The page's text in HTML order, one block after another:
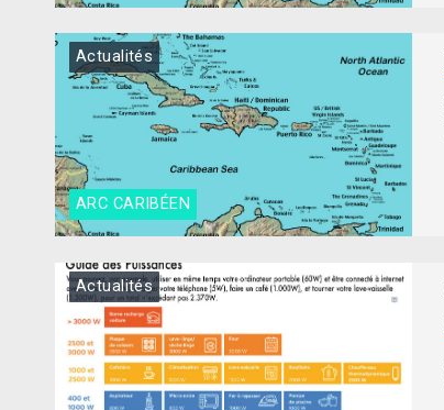
ARC CARIBÉEN
Actualités
Actualités